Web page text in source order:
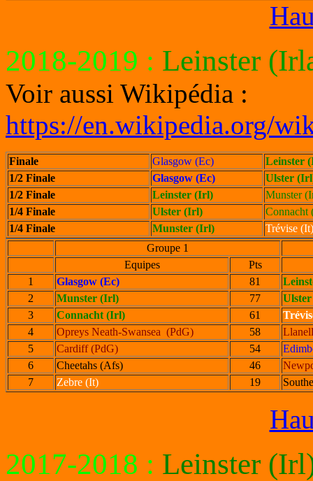
2018-2019 : Leinster
Voir aussi Wikipédia :
https://en.wikipedia.org/
Finale Glasgow (Ec)
Leinster
1/2 Finale
Glasgow (Ec)
Ulster
1/2 Finale
Leinster (Irl)
Munster
1/4 Finale
Ulster (Irl)
Connacht
1/4 Finale
Munster (Irl)
Trévise (It)
Groupe 1
Equipes
Pts
1
Glasgow (Ec) 81
2
Munster (Irl) 77
3
Connacht (Irl) 61
4
Opreys Neath-Swansea (PdG) 58
5
Cardiff (PdG) 54
6
Cheetahs (Afs) 46
7
Zebre (It) 19
2017-2018 : Leinster